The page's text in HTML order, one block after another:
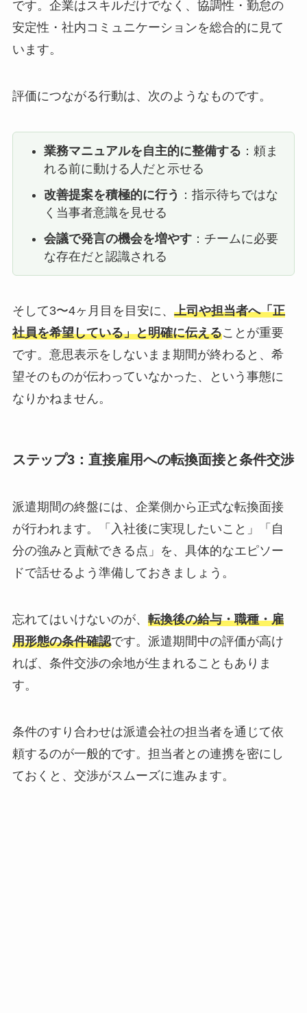
です。企業はスキルだけでなく、協調性・勤怠の
安定性・社内コミュニケーションを総合的に見て
います。
評価につながる行動は、次のようなものです。
業務マニュアルを自主的に整備する ：頼ま
れる前に動ける人だと示せる
改善提案を積極的に行う ：指示待ちではな
く当事者意識を見せる
会議で発言の機会を増やす：チームに必要
な存在だと認識される
そして3〜4ヶ月目を目安に、 上司や担当者へ「正
社員を希望している」と明確に伝えることが重要
です。意思表示をしないまま期間が終わると、希
望そのものが伝わっていなかった、という事態に
なりかねません。
ステップ3：直接雇用への転換面接と条件交渉
派遣期間の終盤には、企業側から正式な転換面接
が行われます。「入社後に実現したいこと」「自
分の強みと貢献できる点」を、具体的なエピソー
ドで話せるよう準備しておきましょう。
忘れてはいけないのが、 転換後の給与・職種・雇
用形態の条件確認です。派遣期間中の評価が高け
れば、条件交渉の余地が生まれることもありま
す。
条件のすり合わせは派遣会社の担当者を通じて依
頼するのが一般的です。担当者との連携を密にし
ておくと、交渉がスムーズに進みます。